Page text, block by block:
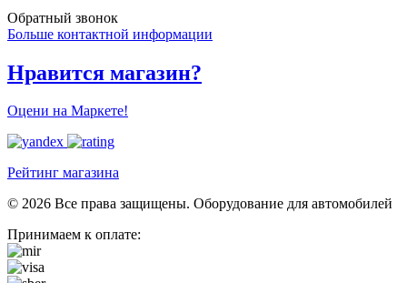
Обратный звонок
Больше контактной информации
Нравится магазин?
Оцени на Маркете!
Рейтинг магазина
© 2026 Все права защищены. Оборудование для автомобилей
Принимаем к оплате: